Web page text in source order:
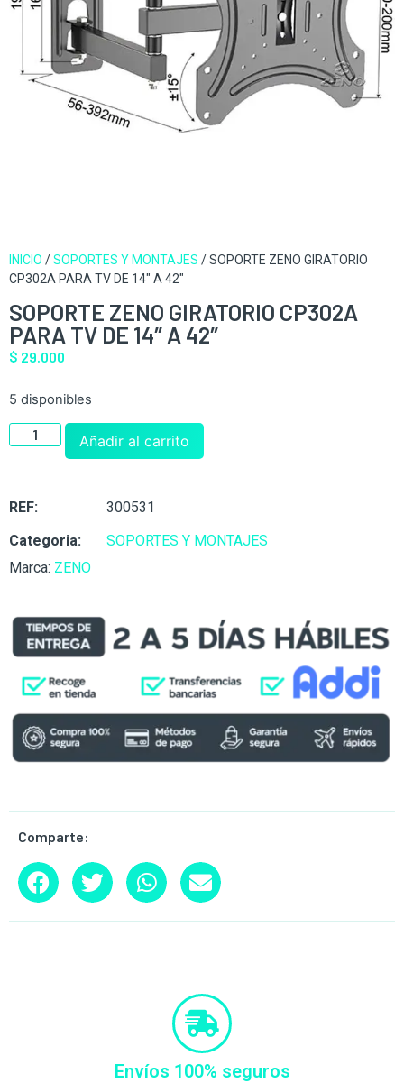
INICIO /SOPORTES Y MONTAJES / SOPORTE ZENO GIRATORIO
CP302A PARA TV DE 14″ A 42″
SOPORTE ZENO GIRATORIO CP302A
PARA TV DE 14″ A 42″
$ 29.000
5 disponibles
Añadir al carrito
REF:
300531
Categoria:
SOPORTES Y MONTAJES
Marca: ZENO
Comparte:
Envíos 100% seguros